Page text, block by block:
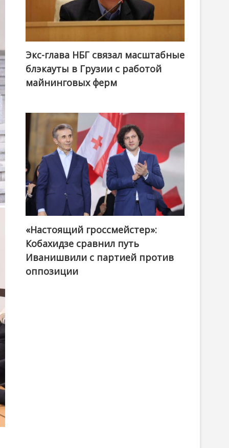
Экс-глава НБГ связал масштабные
блэкауты в Грузии с работой
майнинговых ферм
@ქართული ოცნება / Georgian Dream
«Настоящий гроссмейстер»:
Кобахидзе сравнил путь
Иванишвили с партией против
оппозиции